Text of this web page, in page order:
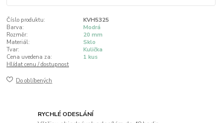
Číslo produktu:
KVH5325
Barva:
Modrá
Rozměr:
20 mm
Materiál:
Sklo
Tvar:
Kulička
Cena uvedena za:
1 kus
Hlídat cenu / dostupnost
Do oblíbených
RYCHLÉ ODESLÁNÍ